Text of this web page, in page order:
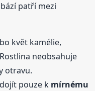
patří mezi
květ kamélie,
neobsahuje
otravu.
pouze k mírnému